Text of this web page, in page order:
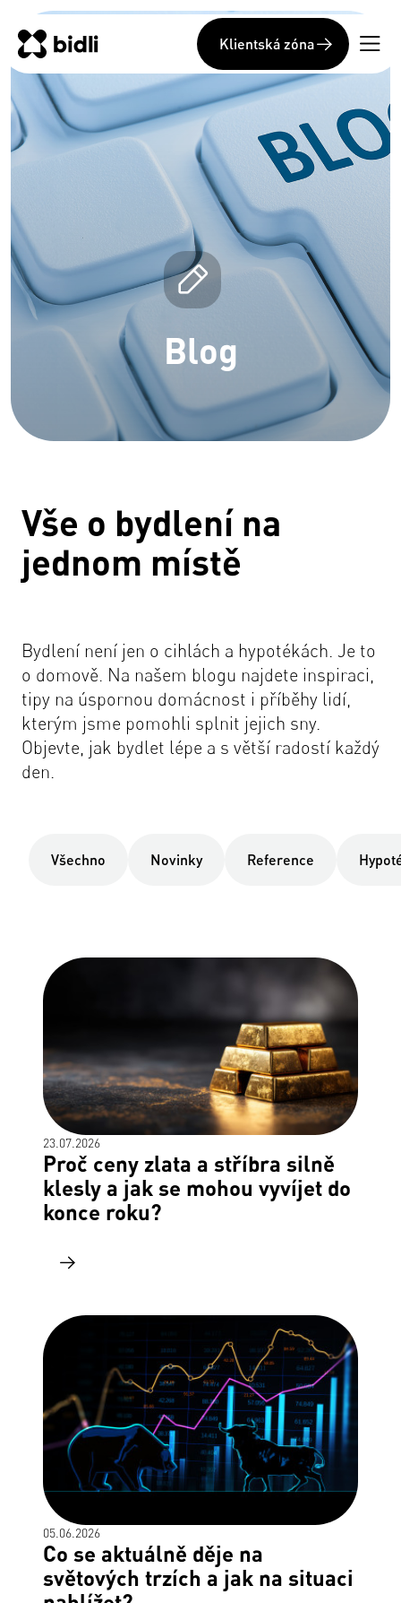
Klientská zóna
Blog
Vše o bydlení na
jednom místě
Bydlení není jen o cihlách a hypotékách. Je to
o domově. Na našem blogu najdete inspiraci,
tipy na úspornou domácnost i příběhy lidí,
kterým jsme pomohli splnit jejich sny.
Objevte, jak bydlet lépe a s větší radostí každý
den.
Všechno Novinky Reference
23.07.2026
Proč ceny zlata a stříbra silně
klesly a jak se mohou vyvíjet do
konce roku?
05.06.2026
Co se aktuálně děje na
světových trzích a jak na situaci